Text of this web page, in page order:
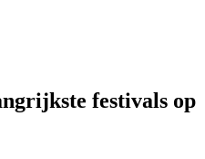
festivals op